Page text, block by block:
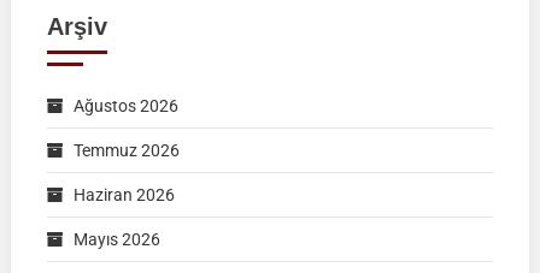
Arşiv
Ağustos 2026
Temmuz 2026
Haziran 2026
Mayıs 2026